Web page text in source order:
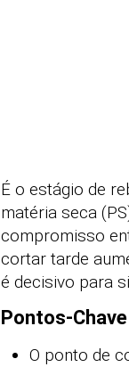
É o estágio de
matéria seca
compromisso
cortar tarde
é decisivo para
Pontos-Chave
O ponto de